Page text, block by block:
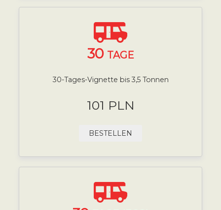
30 TAGE
30-Tages-Vignette bis 3,5 Tonnen
101 PLN
BESTELLEN